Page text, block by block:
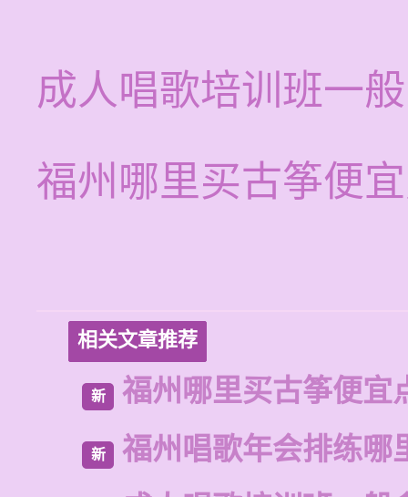
成人唱歌培训班一
福州哪里买古筝便
相关文章推荐
新 福州哪里买古筝便宜
新
福州唱歌年会排练哪